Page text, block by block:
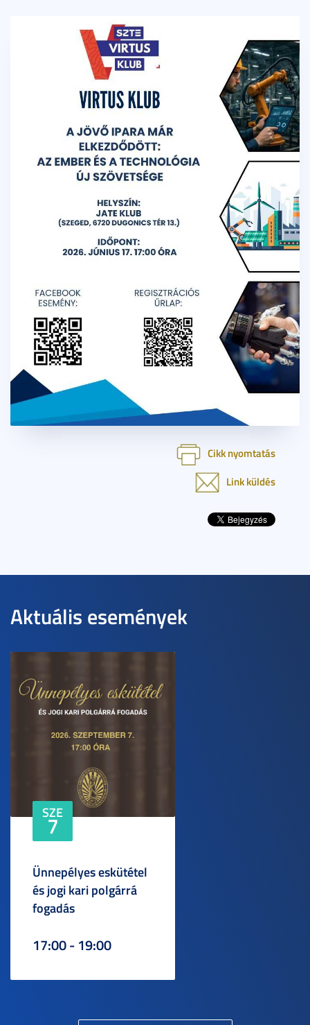
Cikk nyomtatás
Link küldés
Aktuális események
SZE
7
Ünnepélyes eskütétel
és jogi kari polgárrá
fogadás
17:00 - 19:00